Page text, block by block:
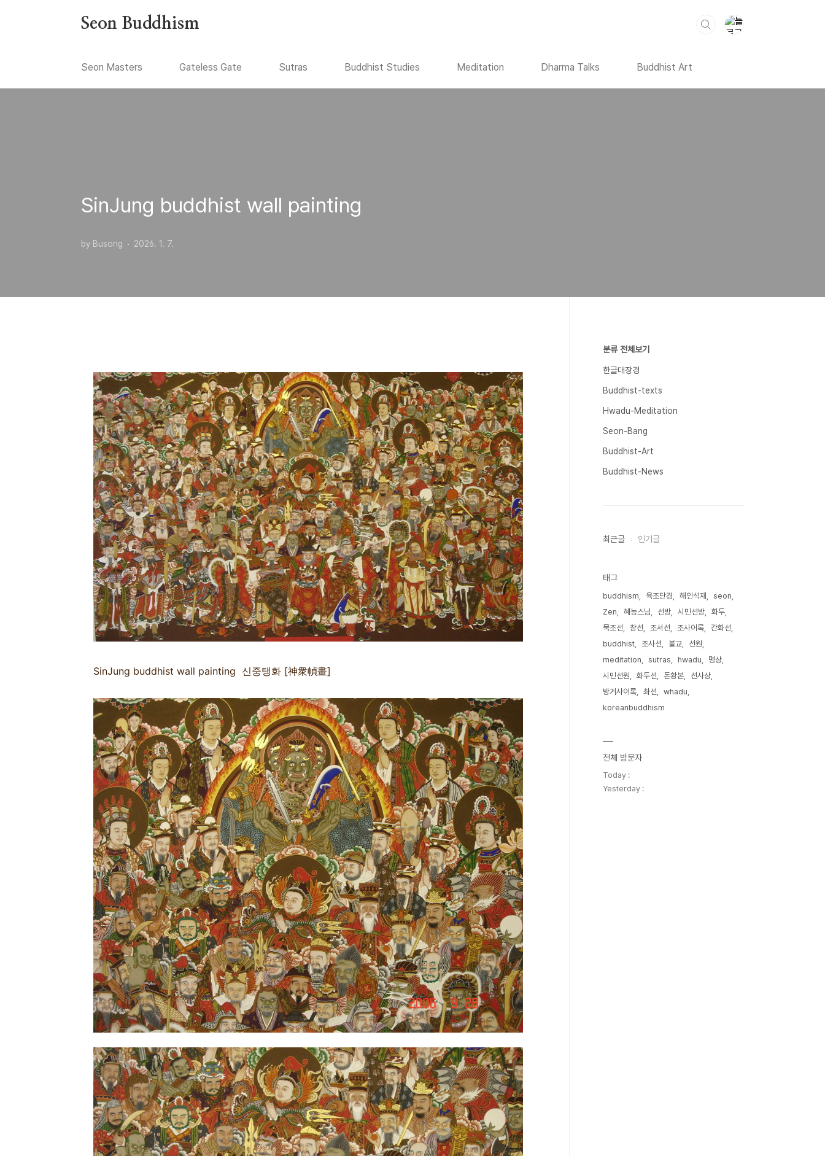
Seon Buddhism
Seon Masters Gateless Gate Sutras Buddhist Studies Meditation Dharma Talks Buddhist Art
SinJung buddhist wall painting
by Busong 2026. 1. 7.
SinJung buddhist wall painting 신중탱화 [神衆幀畫]
분류 전체보기
한글대장경
Buddhist-texts
Hwadu-Meditation
Seon-Bang
Buddhist-Art
Buddhist-News
최근글 인기글
태그
buddhism 육조단경 해인석재
seon
Zen
혜능스님 선방 시민선방
화두
묵조선
참선 조서선 조사어록
간화선
buddhist
조사선 불교
선원
meditation
sutras hwadu
명상
시민선원
화두선 돈황본
선사상
방거사어록
촤선
whadu
koreanbuddhism
전체 방문자
Today :
Yesterday :